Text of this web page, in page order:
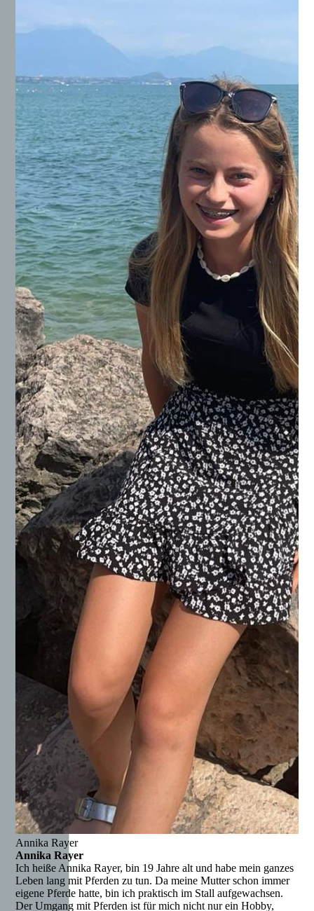
Annika Rayer
Annika Rayer
Ich heiße Annika Rayer, bin 19 Jahre alt und habe mein ganzes
Leben lang mit Pferden zu tun. Da meine Mutter schon immer
eigene Pferde hatte, bin ich praktisch im Stall aufgewachsen.
Der Umgang mit Pferden ist für mich nicht nur ein Hobby,